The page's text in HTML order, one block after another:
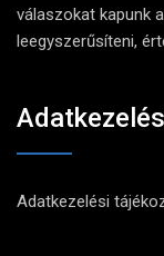
válaszokat kapunk
leegyszerűsíteni,
Adatkezelési